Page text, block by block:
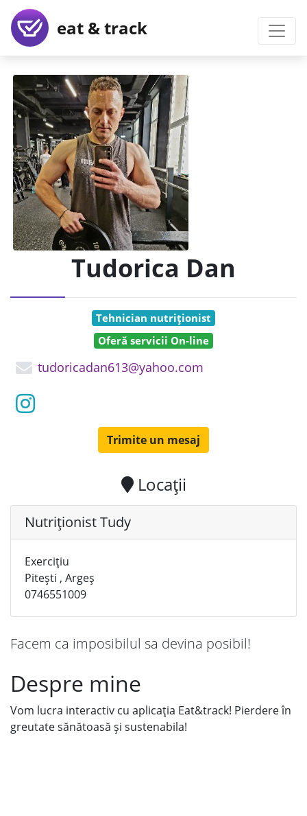
eat & track
Tudorica Dan
Tehnician nutriționist
Oferă servicii On-line
tudoricadan613@yahoo.com
Trimite un mesaj
Locații
Nutriționist Tudy
Exercițiu
Pitești , Argeș
0746551009
Facem ca imposibilul sa devina posibil!
Despre mine
Vom lucra interactiv cu aplicația Eat&track! Pierdere în
greutate sănătoasă și sustenabila!